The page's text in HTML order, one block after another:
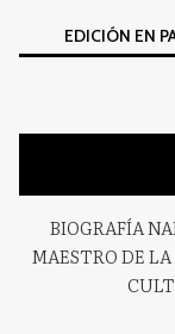
EDICIÓN EN
BIOGRAFÍA
MAESTRO DE